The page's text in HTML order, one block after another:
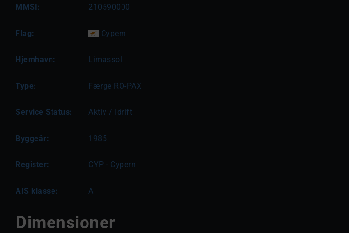
MMSI: 210590000
Flag: Cypern
Hjemhavn: Limassol
Type: Færge RO-PAX
Service Status: Aktiv / Idrift
Byggeår: 1985
Register: CYP - Cypern
AIS klasse: A
Dimensioner